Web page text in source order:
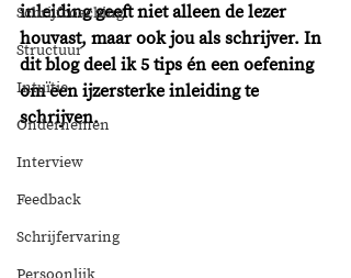
Schrijfcoaching
Structuur
Intuïtie
Ondernemen
Interview
Feedback
Schrijfervaring
inleiding geeft niet alleen de lezer
houvast, maar ook jou als schrijver. In
dit blog deel ik 5 tips én een oefening
om een ijzersterke inleiding te
schrijven.